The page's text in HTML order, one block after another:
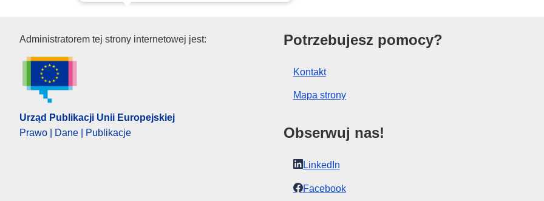
Urząd Publikacji Unii Europejskiej
Administratorem tej strony internetowej jest:
Urząd Publikacji Unii Europejskiej
Prawo | Dane | Publikacje
Potrzebujesz pomocy?
Kontakt
Mapa strony
Obserwuj nas!
LinkedIn
Facebook